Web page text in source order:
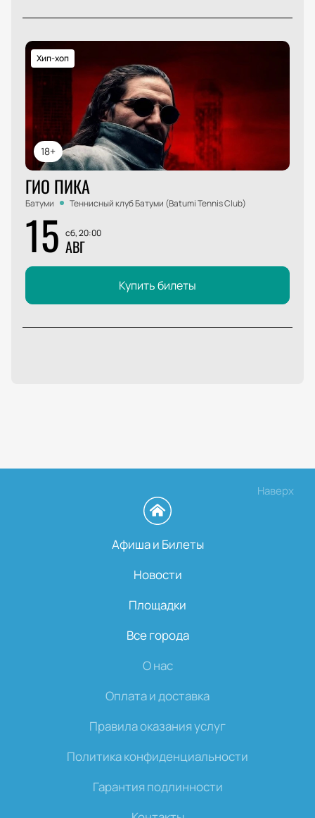
18+
Хип-хоп
ГИО ПИКА
Батуми Теннисный клуб Батуми (Batumi Tennis Club)
15 сб, 20:00
АВГ
Купить билеты
Наверх
Афиша и Билеты
Новости
Площадки
Все города
О нас
Оплата и доставка
Правила оказания услуг
Политика конфиденциальности
Гарантия подлинности